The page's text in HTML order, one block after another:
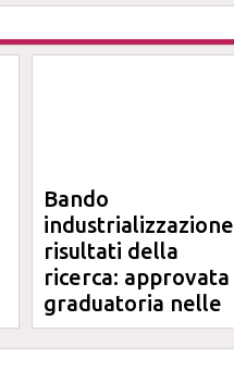
Bando
industrializzazione
risultati della
ricerca: approvata
graduatoria nelle
Marche